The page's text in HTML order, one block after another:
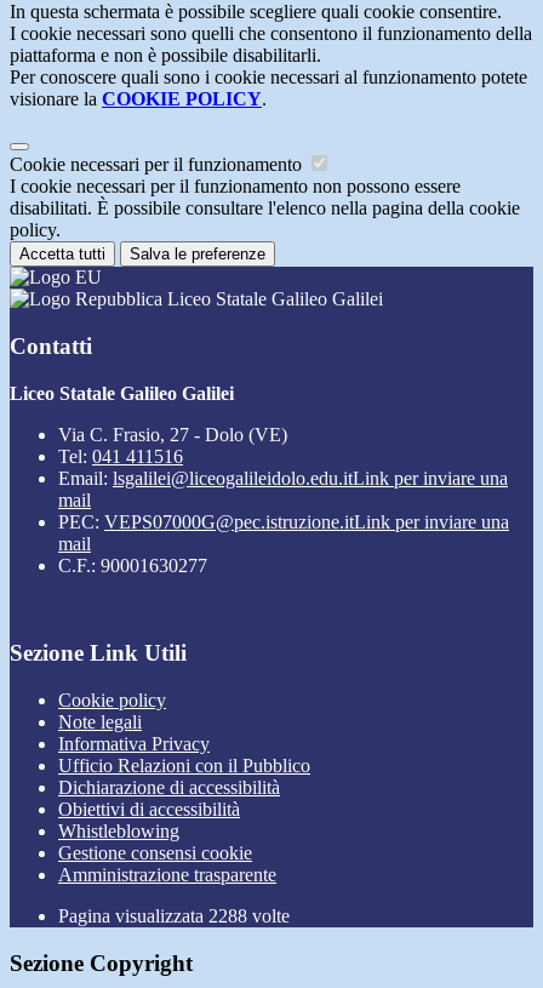
In questa schermata è possibile scegliere quali cookie consentire.
I cookie necessari sono quelli che consentono il funzionamento della
piattaforma e non è possibile disabilitarli.
Per conoscere quali sono i cookie necessari al funzionamento potete
visionare la COOKIE POLICY.
Cookie necessari per il funzionamento
I cookie necessari per il funzionamento non possono essere
disabilitati. È possibile consultare l'elenco nella pagina della cookie
policy.
Accetta tutti Salva le preferenze
Liceo Statale Galileo Galilei
Contatti
Liceo Statale Galileo Galilei
Via C. Frasio, 27 - Dolo (VE)
Tel: 041 411516
Email: lsgalilei@liceogalileidolo.edu.itLink per inviare una
mail
PEC: VEPS07000G@pec.istruzione.itLink per inviare una
mail
C.F.: 90001630277
Sezione Link Utili
Cookie policy
Note legali
Informativa Privacy
Ufficio Relazioni con il Pubblico
Dichiarazione di accessibilità
Obiettivi di accessibilità
Whistleblowing
Gestione consensi cookie
Amministrazione trasparente
Pagina visualizzata 2288 volte
Sezione Copyright